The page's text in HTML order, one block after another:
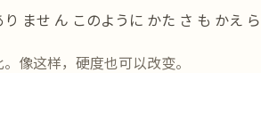
ませ ん このように かた さ も かえ ら
像这样，硬度也可以改变。